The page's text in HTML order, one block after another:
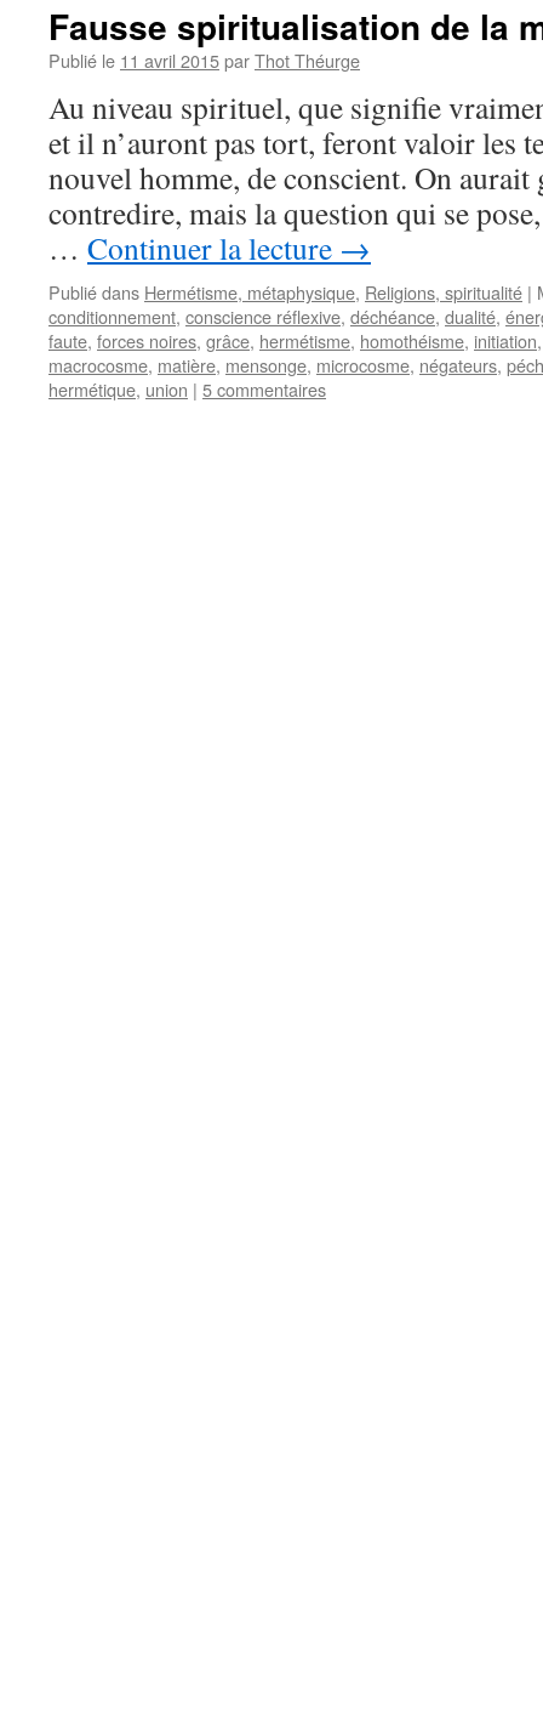
Fausse spiritualisation de la
Publié le 11 avril 2015parThot Théurge
Au niveau spirituel, que signifie
et il n’auront pas tort, feront valoir les
nouvel homme, de conscient. On aurait
contredire, mais la question qui se
… Continuer la lecture →
Publié dans Hermétisme, métaphysique, Religions, spiritualité |
conditionnement, conscience réflexive, déchéance, dualité,
faute, forces noires, grâce, hermétisme, homothéisme, initiation
macrocosme, matière, mensonge, microcosme, négateurs,
hermétique, union | 5 commentaires